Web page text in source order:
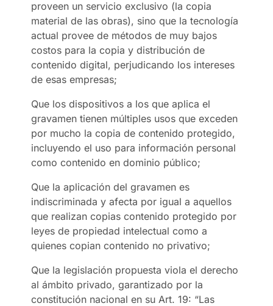
proveen un servicio exclusivo (la copia
material de las obras), sino que la tecnología
actual provee de métodos de muy bajos
costos para la copia y distribución de
contenido digital, perjudicando los intereses
de esas empresas;
Que los dispositivos a los que aplica el
gravamen tienen múltiples usos que exceden
por mucho la copia de contenido protegido,
incluyendo el uso para información personal
como contenido en dominio público;
Que la aplicación del gravamen es
indiscriminada y afecta por igual a aquellos
que realizan copias contenido protegido por
leyes de propiedad intelectual como a
quienes copian contenido no privativo;
Que la legislación propuesta viola el derecho
al ámbito privado, garantizado por la
constitución nacional en su Art. 19: “Las